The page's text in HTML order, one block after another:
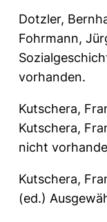
Dotzler,
Fohrmann,
vorhanden.
Kutschera,
Kutschera,
nicht
Kutschera,
(ed.)